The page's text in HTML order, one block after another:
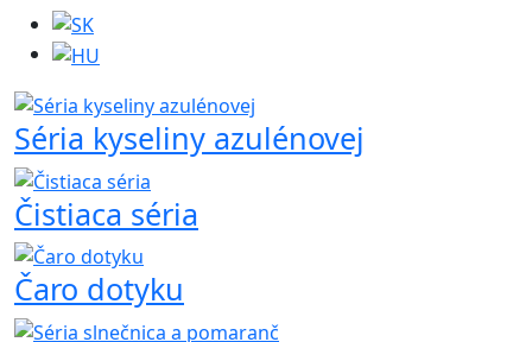
Séria kyseliny azulénovej
Čistiaca séria
Čaro dotyku